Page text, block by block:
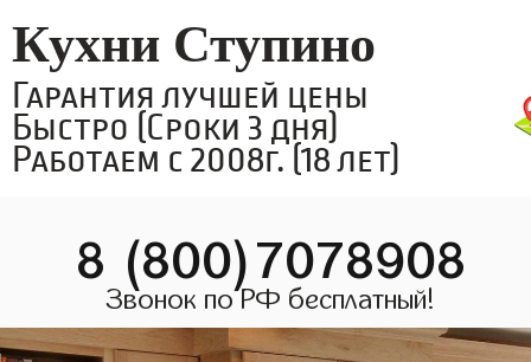
Кухни Ступино
Гарантия лучшей цены
Быстро (Сроки 3 дня)
Работаем с 2008г. (18 лет)
8 (800)7078908
Звонок по РФ бесплатный!